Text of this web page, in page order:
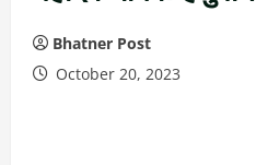
Bhatner Post
October 20, 2023